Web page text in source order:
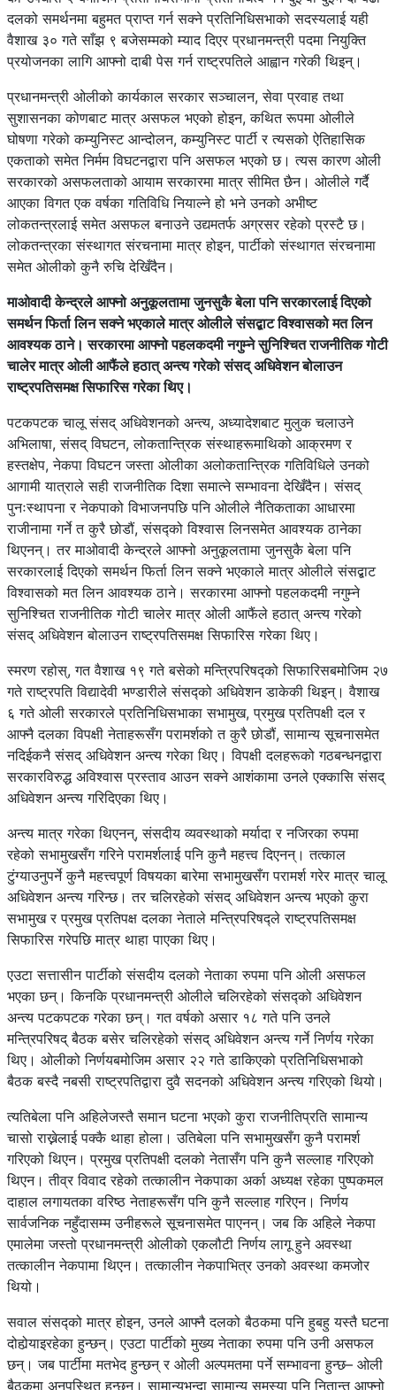
दलको समर्थनमा बहुमत प्राप्त गर्न सक्ने प्रतिनिधिसभाको सदस्यलाई यही
वैशाख ३० गते साँझ ९ बजेसम्मको म्याद दिएर प्रधानमन्त्री पदमा नियुक्ति
प्रयोजनका लागि आफ्नो दाबी पेस गर्न राष्ट्रपतिले आह्वान गरेकी थिइन्।
प्रधानमन्त्री ओलीको कार्यकाल सरकार सञ्चालन, सेवा प्रवाह तथा
सुशासनका कोणबाट मात्र असफल भएको होइन, कथित रूपमा ओलीले
घोषणा गरेको कम्युनिस्ट आन्दोलन, कम्युनिस्ट पार्टी र त्यसको ऐतिहासिक
एकताको समेत निर्मम विघटनद्वारा पनि असफल भएको छ। त्यस कारण ओली
सरकारको असफलताको आयाम सरकारमा मात्र सीमित छैन। ओलीले गर्दै
आएका विगत एक वर्षका गतिविधि नियाल्ने हो भने उनको अभीष्ट
लोकतन्त्रलाई समेत असफल बनाउने उद्यमतर्फ अग्रसर रहेको प्रस्टै छ।
लोकतन्त्रका संस्थागत संरचनामा मात्र होइन, पार्टीको संस्थागत संरचनामा
समेत ओलीको कुनै रुचि देखिँदैन।
माओवादी केन्द्रले आफ्नो अनुकूलतामा जुनसुकै बेला पनि सरकारलाई दिएको
समर्थन फिर्ता लिन सक्ने भएकाले मात्र ओलीले संसद्बाट विश्वासको मत लिन
आवश्यक ठाने। सरकारमा आफ्नो पहलकदमी नगुम्ने सुनिश्चित राजनीतिक गोटी
चालेर मात्र ओली आफैंले हठात् अन्त्य गरेको संसद् अधिवेशन बोलाउन
राष्ट्रपतिसमक्ष सिफारिस गरेका थिए।
पटकपटक चालू संसद् अधिवेशनको अन्त्य, अध्यादेशबाट मुलुक चलाउने
अभिलाषा, संसद् विघटन, लोकतान्त्रिक संस्थाहरूमाथिको आक्रमण र
हस्तक्षेप, नेकपा विघटन जस्ता ओलीका अलोकतान्त्रिक गतिविधिले उनको
आगामी यात्राले सही राजनीतिक दिशा समात्ने सम्भावना देखिँदैन। संसद्
पुनःस्थापना र नेकपाको विभाजनपछि पनि ओलीले नैतिकताका आधारमा
राजीनामा गर्ने त कुरै छोडौं, संसद्को विश्वास लिनसमेत आवश्यक ठानेका
थिएनन्। तर माओवादी केन्द्रले आफ्नो अनुकूलतामा जुनसुकै बेला पनि
सरकारलाई दिएको समर्थन फिर्ता लिन सक्ने भएकाले मात्र ओलीले संसद्बाट
विश्वासको मत लिन आवश्यक ठाने। सरकारमा आफ्नो पहलकदमी नगुम्ने
सुनिश्चित राजनीतिक गोटी चालेर मात्र ओली आफैंले हठात् अन्त्य गरेको
संसद् अधिवेशन बोलाउन राष्ट्रपतिसमक्ष सिफारिस गरेका थिए।
स्मरण रहोस्, गत वैशाख १९ गते बसेको मन्त्रिपरिषद्को सिफारिसबमोजिम २७
गते राष्ट्रपति विद्यादेवी भण्डारीले संसद्को अधिवेशन डाकेकी थिइन्। वैशाख
६ गते ओली सरकारले प्रतिनिधिसभाका सभामुख, प्रमुख प्रतिपक्षी दल र
आफ्नै दलका विपक्षी नेताहरूसँग परामर्शको त कुरै छोडौं, सामान्य सूचनासमेत
नदिईकनै संसद् अधिवेशन अन्त्य गरेका थिए। विपक्षी दलहरूको गठबन्धनद्वारा
सरकारविरुद्ध अविश्वास प्रस्ताव आउन सक्ने आशंकामा उनले एक्कासि संसद्
अधिवेशन अन्त्य गरिदिएका थिए।
अन्त्य मात्र गरेका थिएनन्, संसदीय व्यवस्थाको मर्यादा र नजिरका रुपमा
रहेको सभामुखसँग गरिने परामर्शलाई पनि कुनै महत्त्व दिएनन्। तत्काल
टुंग्याउनुपर्ने कुनै महत्त्वपूर्ण विषयका बारेमा सभामुखसँग परामर्श गरेर मात्र चालू
अधिवेशन अन्त्य गरिन्छ। तर चलिरहेको संसद् अधिवेशन अन्त्य भएको कुरा
सभामुख र प्रमुख प्रतिपक्ष दलका नेताले मन्त्रिपरिषद्ले राष्ट्रपतिसमक्ष
सिफारिस गरेपछि मात्र थाहा पाएका थिए।
एउटा सत्तासीन पार्टीको संसदीय दलको नेताका रुपमा पनि ओली असफल
भएका छन्। किनकि प्रधानमन्त्री ओलीले चलिरहेको संसद्को अधिवेशन
अन्त्य पटकपटक गरेका छन्। गत वर्षको असार १८ गते पनि उनले
मन्त्रिपरिषद् बैठक बसेर चलिरहेको संसद् अधिवेशन अन्त्य गर्ने निर्णय गरेका
थिए। ओलीको निर्णयबमोजिम असार २२ गते डाकिएको प्रतिनिधिसभाको
बैठक बस्दै नबसी राष्ट्रपतिद्वारा दुवै सदनको अधिवेशन अन्त्य गरिएको थियो।
त्यतिबेला पनि अहिलेजस्तै समान घटना भएको कुरा राजनीतिप्रति सामान्य
चासो राख्नेलाई पक्कै थाहा होला। उतिबेला पनि सभामुखसँग कुनै परामर्श
गरिएको थिएन। प्रमुख प्रतिपक्षी दलको नेतासँग पनि कुनै सल्लाह गरिएको
थिएन। तीव्र विवाद रहेको तत्कालीन नेकपाका अर्का अध्यक्ष रहेका पुष्पकमल
दाहाल लगायतका वरिष्ठ नेताहरूसँग पनि कुनै सल्लाह गरिएन। निर्णय
सार्वजनिक नहुँदासम्म उनीहरूले सूचनासमेत पाएनन्। जब कि अहिले नेकपा
एमालेमा जस्तो प्रधानमन्त्री ओलीको एकलौटी निर्णय लागू हुने अवस्था
तत्कालीन नेकपामा थिएन। तत्कालीन नेकपाभित्र उनको अवस्था कमजोर
थियो।
सवाल संसद्को मात्र होइन, उनले आफ्नै दलको बैठकमा पनि हुबहु यस्तै घटना
दोहोर्‍याइरहेका हुन्छन्। एउटा पार्टीको मुख्य नेताका रुपमा पनि उनी असफल
छन्। जब पार्टीमा मतभेद हुन्छन् र ओली अल्पमतमा पर्ने सम्भावना हुन्छ– ओली
बैठकमा अनुपस्थित हुन्छन्। सामान्यभन्दा सामान्य समस्या पनि नितान्त आफ्नो